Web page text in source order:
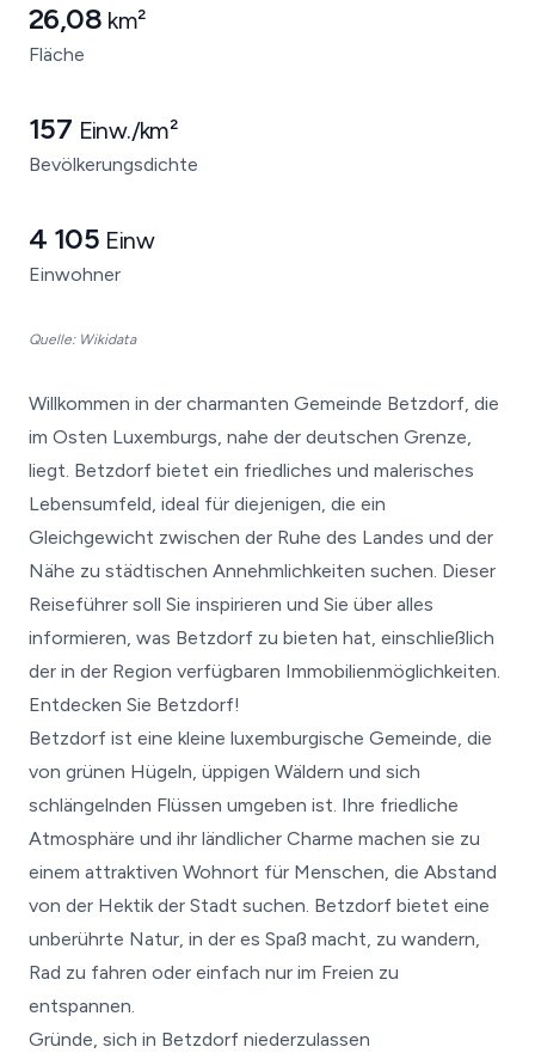
Fläche
26,08 km²
Bevölkerungsdichte
157 Einw./km²
Einwohner
4 105 Einw
Quelle: Wikidata
Willkommen in der charmanten Gemeinde Betzdorf, die
im Osten Luxemburgs, nahe der deutschen Grenze,
liegt. Betzdorf bietet ein friedliches und malerisches
Lebensumfeld, ideal für diejenigen, die ein
Gleichgewicht zwischen der Ruhe des Landes und der
Nähe zu städtischen Annehmlichkeiten suchen. Dieser
Reiseführer soll Sie inspirieren und Sie über alles
informieren, was Betzdorf zu bieten hat, einschließlich
der in der Region verfügbaren Immobilienmöglichkeiten.
Entdecken Sie Betzdorf!
Betzdorf ist eine kleine luxemburgische Gemeinde, die
von grünen Hügeln, üppigen Wäldern und sich
schlängelnden Flüssen umgeben ist. Ihre friedliche
Atmosphäre und ihr ländlicher Charme machen sie zu
einem attraktiven Wohnort für Menschen, die Abstand
von der Hektik der Stadt suchen. Betzdorf bietet eine
unberührte Natur, in der es Spaß macht, zu wandern,
Rad zu fahren oder einfach nur im Freien zu
entspannen.
Gründe, sich in Betzdorf niederzulassen